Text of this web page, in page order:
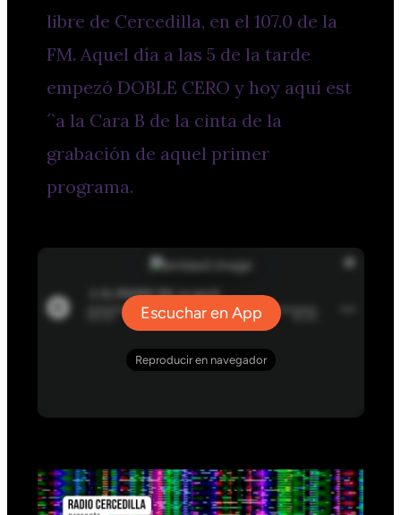
libre de Cercedilla, en el 107.0 de la
FM. Aquel día a las 5 de la tarde
empezó DOBLE CERO y hoy aquí est
´`a la Cara B de la cinta de la
grabación de aquel primer
programa.